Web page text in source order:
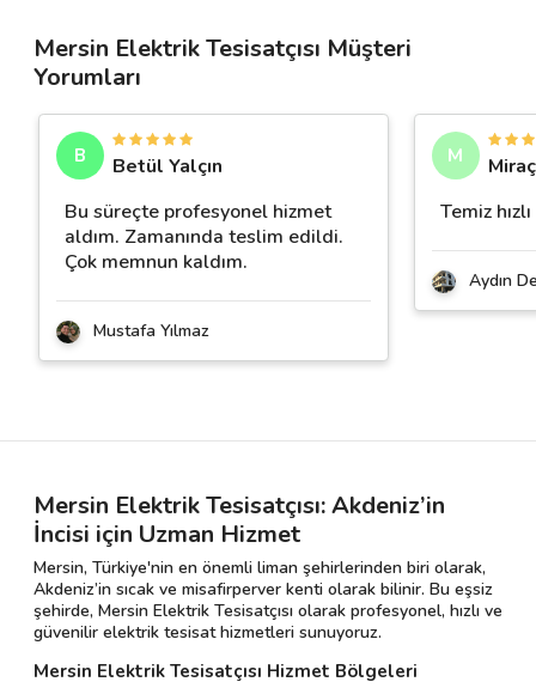
Mersin Elektrik Tesisatçısı Müşteri
Yorumları
B
Betül Yalçın
Bu süreçte profesyonel hizmet
aldım. Zamanında teslim edildi.
Çok memnun kaldım.
Mustafa Yılmaz
M
Temiz
Aydın
Mersin Elektrik Tesisatçısı: Akdeniz’in
İncisi için Uzman Hizmet
Mersin, Türkiye'nin en önemli liman şehirlerinden biri olarak,
Akdeniz’in sıcak ve misafirperver kenti olarak bilinir. Bu eşsiz
şehirde, Mersin Elektrik Tesisatçısı olarak profesyonel, hızlı ve
güvenilir elektrik tesisat hizmetleri sunuyoruz.
Mersin Elektrik Tesisatçısı Hizmet Bölgeleri